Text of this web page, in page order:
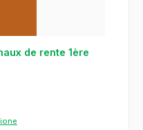
de rente 1ère